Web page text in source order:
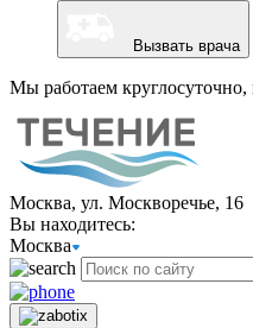
Вызвать врача
Мы работаем
Москва, ул. Москворечье, 16
Вы находитесь:
Москва